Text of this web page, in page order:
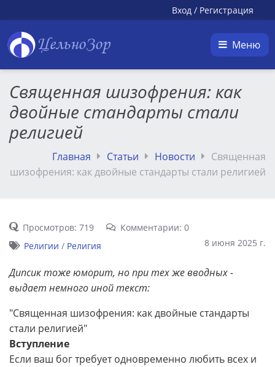
Вход / Регистрация
ЦельноЗор Меню
Священная шизофрения: как
двойные стандарты стали
религией
Главная Статьи Новости
Священная
шизофрения: как двойные стандарты стали религией
Просмотров: 719
Комментарии: 0
8 июня 2025 г.
Религии / Религия
Дипсик тоже юморит, но при тех же вводных -
выдает немного иной текст:
"Священная шизофрения: как двойные стандарты
стали религией"
Вступление
Если ваш бог требует одновременно любить всех и